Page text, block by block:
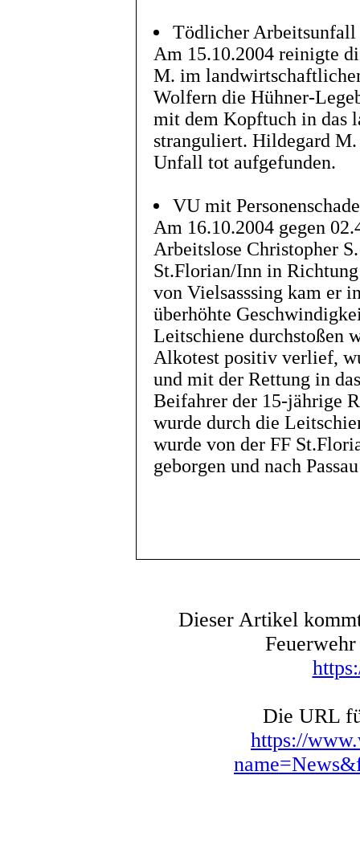
Tödlicher
Am 15.10.2004 reinigte
M. im
Wolfern die Hühner-
mit dem Kopftuch in das
stranguliert. Hildegard
Unfall tot aufgefunden.
VU mit
Am 16.10.2004 gegen
Arbeitslose Christopher
St.Florian/Inn in
von Vielsasssing kam er
überhöhte
Leitschiene durchstoßen
Alkotest positiv verlief,
und mit der Rettung in
Beifahrer der 15-jährige
wurde durch die
wurde von der FF
geborgen und nach
Dieser Artikel
Die URL
https://